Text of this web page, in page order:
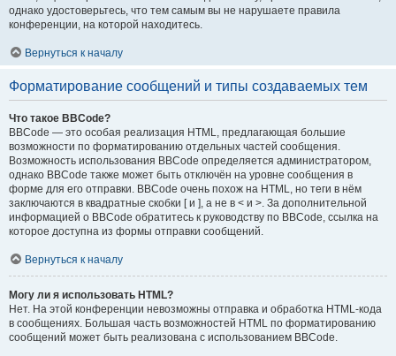
однако удостоверьтесь, что тем самым вы не нарушаете правила
конференции, на которой находитесь.
Вернуться к началу
Форматирование сообщений и типы создаваемых тем
Что такое BBCode?
BBCode — это особая реализация HTML, предлагающая большие
возможности по форматированию отдельных частей сообщения.
Возможность использования BBCode определяется администратором,
однако BBCode также может быть отключён на уровне сообщения в
форме для его отправки. BBCode очень похож на HTML, но теги в нём
заключаются в квадратные скобки [ и ], а не в < и >. За дополнительной
информацией о BBCode обратитесь к руководству по BBCode, ссылка на
которое доступна из формы отправки сообщений.
Вернуться к началу
Могу ли я использовать HTML?
Нет. На этой конференции невозможны отправка и обработка HTML-кода
в сообщениях. Большая часть возможностей HTML по форматированию
сообщений может быть реализована с использованием BBCode.